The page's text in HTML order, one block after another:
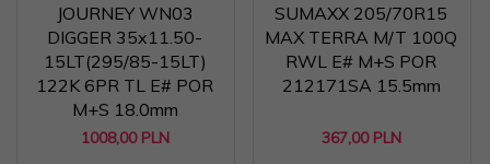
JOURNEY WN03
DIGGER 35x11.50-
15LT(295/85-15LT)
122K 6PR TL E# POR
M+S 18.0mm
1008,00 PLN
SUMAXX 205/70R15
MAX TERRA M/T 100Q
RWL E# M+S POR
212171SA 15.5mm
367,00 PLN